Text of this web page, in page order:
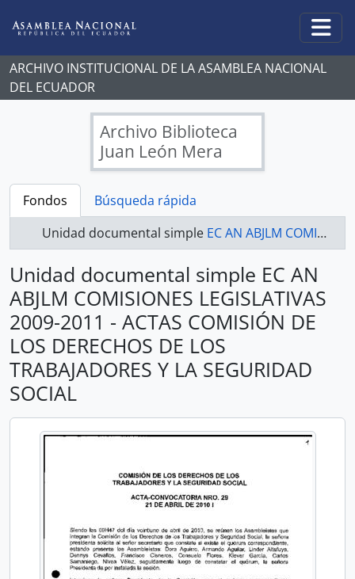
ARCHIVO INSTITUCIONAL DE LA ASAMBLEA NACIONAL
DEL ECUADOR
Archivo Biblioteca
Juan León Mera
Fondos
Búsqueda rápida
Unidad documental simple EC AN ABJLM COMISIONES LEGISLATIVAS 2009-2011 - ACTAS COMISIÓN DE LOS DERECHOS DE LOS TRABAJADORES Y LA SEGURIDAD SOCIAL
Unidad documental simple EC AN
ABJLM COMISIONES LEGISLATIVAS
2009-2011 - ACTAS COMISIÓN DE
LOS DERECHOS DE LOS
TRABAJADORES Y LA SEGURIDAD
SOCIAL